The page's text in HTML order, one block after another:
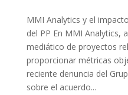
MMI Analytics y el
del PP En MMI Analytics,
mediático de proyectos
proporcionar métricas
reciente denuncia del
sobre el acuerdo...